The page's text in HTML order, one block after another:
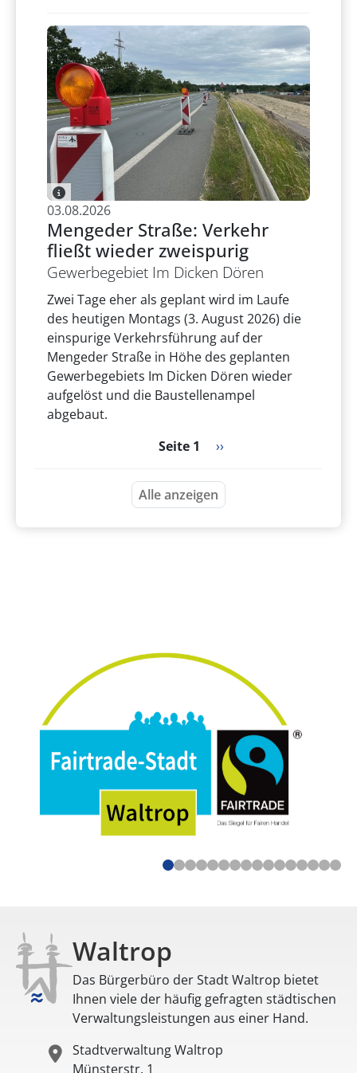
03.08.2026
Mengeder Straße: Verkehr
fließt wieder zweispurig
Gewerbegebiet Im Dicken Dören
Zwei Tage eher als geplant wird im Laufe
des heutigen Montags (3. August 2026) die
einspurige Verkehrsführung auf der
Mengeder Straße in Höhe des geplanten
Gewerbegebiets Im Dicken Dören wieder
aufgelöst und die Baustellenampel
abgebaut.
Seitennummerierung
Seite 1 Nächste Seite
››
Alle anzeigen
Waltrop
Das Bürgerbüro der Stadt Waltrop bietet
Ihnen viele der häufig gefragten städtischen
Verwaltungsleistungen aus einer Hand.
Stadtverwaltung Waltrop
Münsterstr. 1